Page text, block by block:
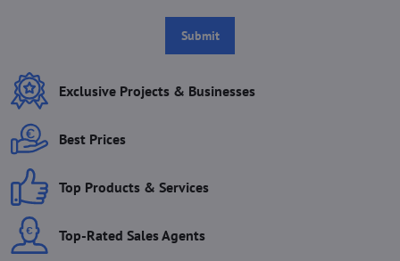
Submit
Exclusive Projects & Businesses
Best Prices
Top Products & Services
Top-Rated Sales Agents